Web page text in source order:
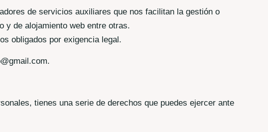
de servicios auxiliares que nos facilitan la gestión o
y de alojamiento web entre otras.
obligados por exigencia legal.
tienes una serie de derechos que puedes ejercer ante